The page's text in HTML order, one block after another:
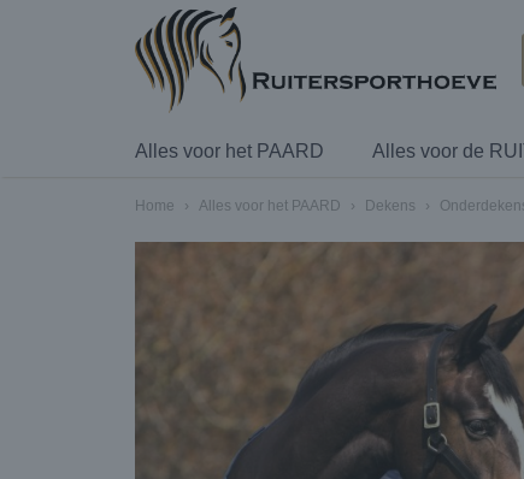
Alles voor het PAARD Alles voor de
Home › Alles voor het PAARD › Dekens ›